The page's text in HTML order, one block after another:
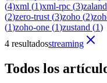
(4)xml (1)xml-rpc (3)
(2)zero-trust (3)zoho (2)
(1)zoho-one (1)zustand (1)
4 resultadosstreaming
Todos los